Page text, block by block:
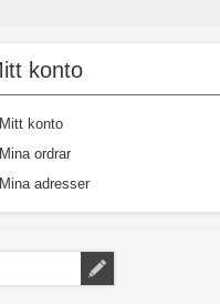
bladrosett. Tåliga blad
färgkontrast i rött och grönt
crèmegula,
konto
Mitt konto
Mina ordrar
Mina adresser